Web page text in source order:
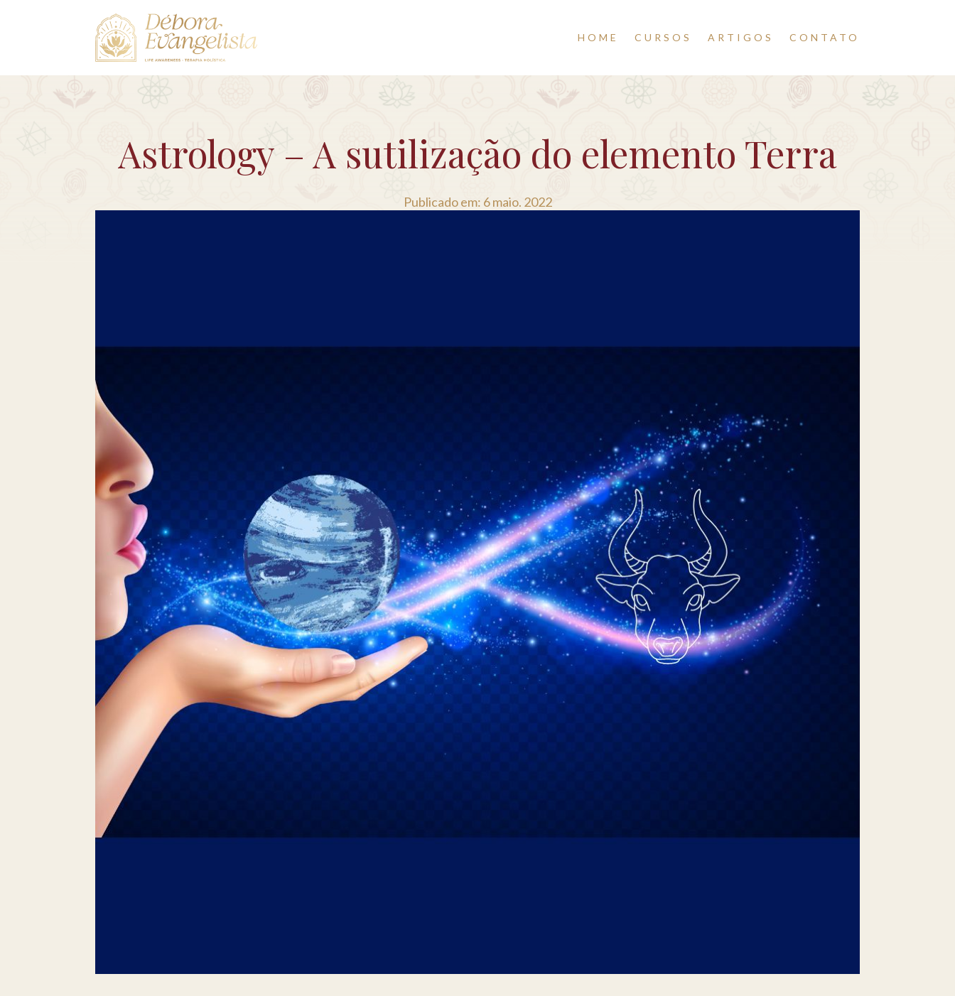
HOME CURSOS ARTIGOS CONTATO
Astrology – A sutilização do elemento Terra
Publicado em: 6 maio. 2022